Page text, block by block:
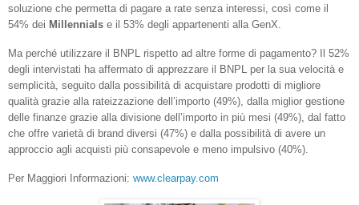
soluzione che permetta di pagare a rate senza interessi, così come il
54% dei Millennials e il 53% degli appartenenti alla GenX.
Ma perché utilizzare il BNPL rispetto ad altre forme di pagamento? Il 52%
degli intervistati ha affermato di apprezzare il BNPL per la sua velocità e
semplicità, seguito dalla possibilità di acquistare prodotti di migliore
qualità grazie alla rateizzazione dell’importo (49%), dalla miglior gestione
delle finanze grazie alla divisione dell’importo in più mesi (49%), dal fatto
che offre varietà di brand diversi (47%) e dalla possibilità di avere un
approccio agli acquisti più consapevole e meno impulsivo (40%).
Per Maggiori Informazioni: www.clearpay.com